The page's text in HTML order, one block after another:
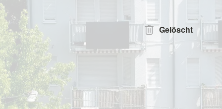
Anzeige aufgeben
Gelöscht